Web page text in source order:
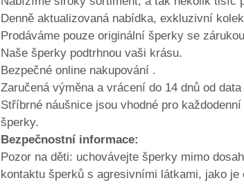
Denně aktualizovaná nabídka, exkluzivní
Prodáváme pouze originální šperky se
Naše šperky podtrhnou vaši krásu.
Bezpečné online nakupování .
Zaručená výměna a vrácení do 14 dnů od
Stříbrné náušnice jsou vhodné pro
šperky.
Bezpečnostní informace:
Pozor na děti: uchovávejte šperky mimo
kontaktu šperků s agresivními látkami, jako